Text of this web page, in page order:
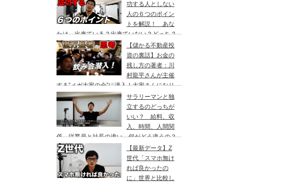
功する人としない
人の６つのポイン
トを解説！ あな
たは、出来ている？出来ていない？どっち？
【儲かる不動産投
資の裏話】お金の
残し方の著者：川
村龍平さんが主催
する”メガ大家の会”に潜入！大家さんになり
たい人必見、億り人、ファイヤー、お金持
ち、思考、稼ぎ方、考え方
サラリーマンと独
立するのどっちが
いい？ 給料、収
入、時間、人間関
係、従業員と社長の違い 何がどう違うの？
【最新データ】Z
世代「スマホ無け
れば良かったの
に」世界と比較し